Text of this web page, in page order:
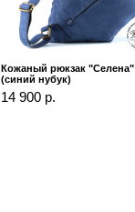
Кожаный рюкзак "Селена"
(синий нубук)
14 900 р.